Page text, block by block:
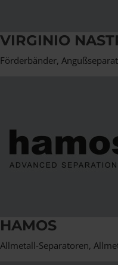
VIRGINIO
Förderbänder,
HAMOS
Allmetall-Separatoren,